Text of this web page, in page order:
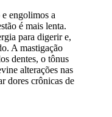
engolimos a
é mais lenta.
para digerir e,
A mastigação
dentes, o tônus
alterações nas
dores crônicas de